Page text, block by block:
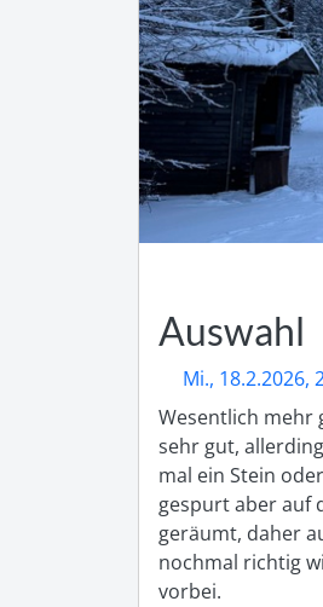
Auswahl
Mi., 18.2.2026,
Wesentlich mehr
sehr gut,
mal ein Stein
gespurt aber auf
geräumt, daher
nochmal richtig
vorbei.